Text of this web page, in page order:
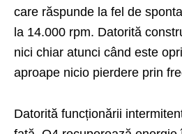
care răspunde la fel de
la 14.000 rpm. Datorită
nici chiar atunci când este
aproape nicio pierdere prin
Datorită funcționării